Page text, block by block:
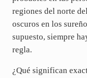
regiones del norte
oscuros en los
supuesto, siempre
regla.
¿Qué significan